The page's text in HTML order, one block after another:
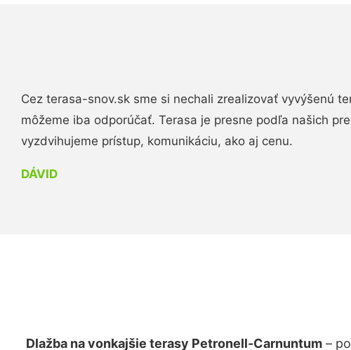
Cez terasa-snov.sk sme si nechali zrealizovať vyvýšenú
môžeme iba odporúčať. Terasa je presne podľa našich
vyzdvihujeme prístup, komunikáciu, ako aj cenu.
DÁVID
Dlažba na vonkajšie terasy Petronell-Carnuntum –